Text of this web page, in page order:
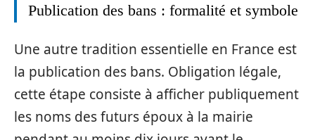
Publication des bans : formalité et symbole
Une autre tradition essentielle en France est
la publication des bans. Obligation légale,
cette étape consiste à afficher publiquement
les noms des futurs époux à la mairie